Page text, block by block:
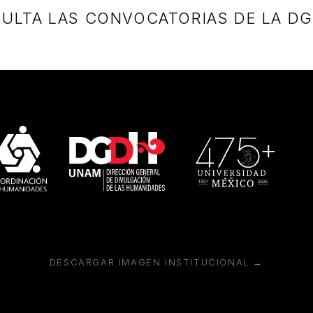
LAS CONVOCATORIAS DE LA
DESCARGAR IMAGEN INSTITUCIONAL →